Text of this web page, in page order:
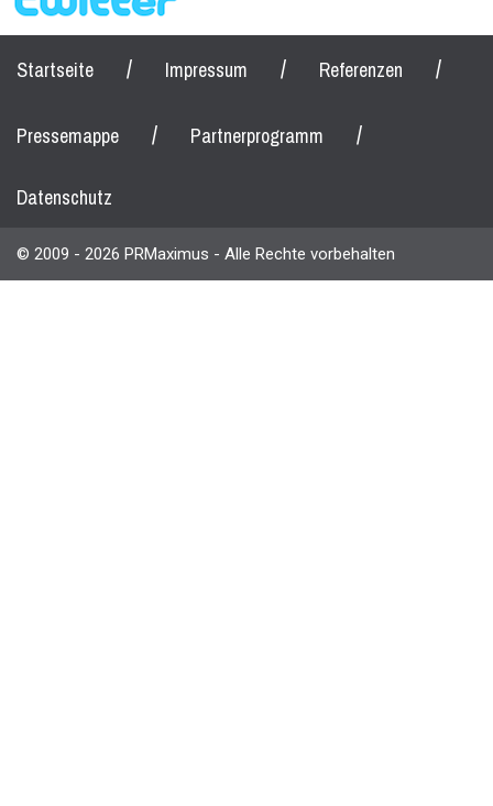
Startseite / Impressum / Referenzen /
Pressemappe / Partnerprogramm /
Datenschutz
© 2009 - 2026 PRMaximus - Alle Rechte vorbehalten